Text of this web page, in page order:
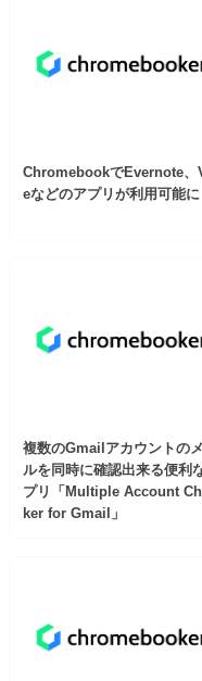
ChromebookでEvernote、
eなどのアプリが利用可能に
複数のGmailアカウントの
ルを同時に確認出来る便利
プリ「Multiple Account
ker for Gmail」